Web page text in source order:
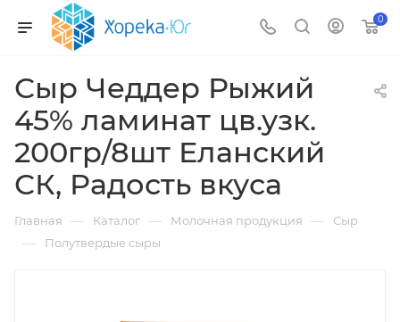
0
Сыр Чеддер Рыжий
45% ламинат цв.узк.
200гр/8шт Еланский
СК, Радость вкуса
Главная — Каталог — Молочная продукция — Сыр
— Полутвердые сыры